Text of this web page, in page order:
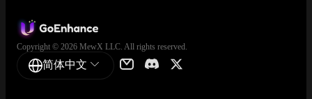
Copyright © 2026 MewX LLC. All rights reserved.
简体中文